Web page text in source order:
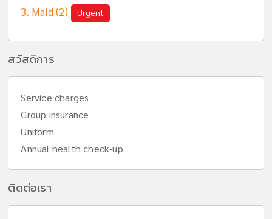
Maid (2) Urgent
สวัสดิการ
Service charges
Group insurance
Uniform
Annual health check-up
ติดต่อเรา